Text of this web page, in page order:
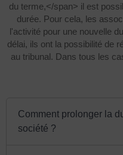
du terme,</span> il est
durée. Pour cela, les
l'activité pour une nouvelle
délai, ils ont la possibilité de
au tribunal. Dans tous les
Comment prolonger la
société ?